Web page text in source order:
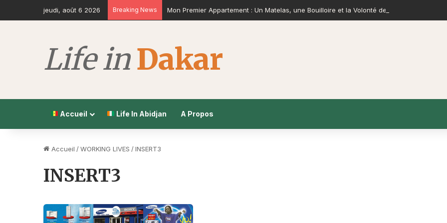
jeudi, août 6 2026 Breaking News Mon Premier Appartement : Un Matelas, une Bouilloire et la Volonté de Construire
Accueil Life In Abidjan A Propos
Accueil /‪WORKING LIVES /INSERT3
INSERT3